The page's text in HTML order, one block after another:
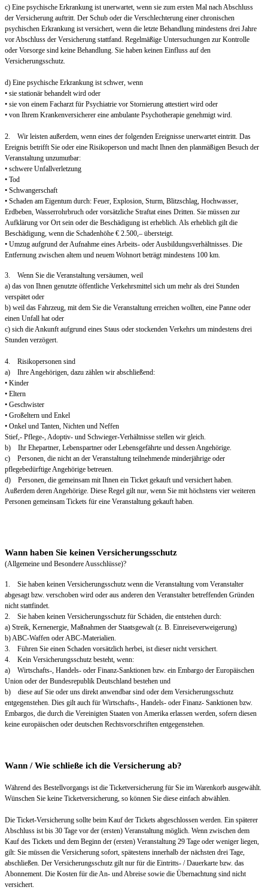
c) Eine psychische Erkrankung ist unerwartet, wenn sie zum ersten Mal nach Abschluss
der Versicherung auftritt. Der Schub oder die Verschlechterung einer chronischen
psychischen Erkrankung ist versichert, wenn die letzte Behandlung mindestens drei Jahre
vor Abschluss der Versicherung stattfand. Regelmäßige Untersuchungen zur Kontrolle
oder Vorsorge sind keine Behandlung. Sie haben keinen Einfluss auf den
Versicherungsschutz.
d) Eine psychische Erkrankung ist schwer, wenn
• sie stationär behandelt wird oder
• sie von einem Facharzt für Psychiatrie vor Stornierung attestiert wird oder
• von Ihrem Krankenversicherer eine ambulante Psychotherapie genehmigt wird.
2. Wir leisten außerdem, wenn eines der folgenden Ereignisse unerwartet eintritt. Das
Ereignis betrifft Sie oder eine Risikoperson und macht Ihnen den planmäßigen Besuch der
Veranstaltung unzumutbar:
• schwere Unfallverletzung
• Tod
• Schwangerschaft
• Schaden am Eigentum durch: Feuer, Explosion, Sturm, Blitzschlag, Hochwasser,
Erdbeben, Wasserrohrbruch oder vorsätzliche Straftat eines Dritten. Sie müssen zur
Aufklärung vor Ort sein oder die Beschädigung ist erheblich. Als erheblich gilt die
Beschädigung, wenn die Schadenhöhe € 2.500,– übersteigt.
• Umzug aufgrund der Aufnahme eines Arbeits- oder Ausbildungsverhältnisses. Die
Entfernung zwischen altem und neuem Wohnort beträgt mindestens 100 km.
3. Wenn Sie die Veranstaltung versäumen, weil
a) das von Ihnen genutzte öffentliche Verkehrsmittel sich um mehr als drei Stunden
verspätet oder
b) weil das Fahrzeug, mit dem Sie die Veranstaltung erreichen wollten, eine Panne oder
einen Unfall hat oder
c) sich die Ankunft aufgrund eines Staus oder stockenden Verkehrs um mindestens drei
Stunden verzögert.
4. Risikopersonen sind
a) Ihre Angehörigen, dazu zählen wir abschließend:
• Kinder
• Eltern
• Geschwister
• Großeltern und Enkel
• Onkel und Tanten, Nichten und Neffen
Stief,- Pflege-, Adoptiv- und Schwieger-Verhältnisse stellen wir gleich.
b) Ihr Ehepartner, Lebenspartner oder Lebensgefährte und dessen Angehörige.
c) Personen, die nicht an der Veranstaltung teilnehmende minderjährige oder
pflegebedürftige Angehörige betreuen.
d) Personen, die gemeinsam mit Ihnen ein Ticket gekauft und versichert haben.
Außerdem deren Angehörige. Diese Regel gilt nur, wenn Sie mit höchstens vier weiteren
Personen gemeinsam Tickets für eine Veranstaltung gekauft haben.
Wann haben Sie keinen Versicherungsschutz
(Allgemeine und Besondere Ausschlüsse)?
1. Sie haben keinen Versicherungsschutz wenn die Veranstaltung vom Veranstalter
abgesagt bzw. verschoben wird oder aus anderen den Veranstalter betreffenden Gründen
nicht stattfindet.
2. Sie haben keinen Versicherungsschutz für Schäden, die entstehen durch:
a) Streik, Kernenergie, Maßnahmen der Staatsgewalt (z. B. Einreiseverweigerung)
b) ABC-Waffen oder ABC-Materialien.
3. Führen Sie einen Schaden vorsätzlich herbei, ist dieser nicht versichert.
4. Kein Versicherungsschutz besteht, wenn:
a) Wirtschafts-, Handels- oder Finanz-Sanktionen bzw. ein Embargo der Europäischen
Union oder der Bundesrepublik Deutschland bestehen und
b) diese auf Sie oder uns direkt anwendbar sind oder dem Versicherungsschutz
entgegenstehen. Dies gilt auch für Wirtschafts-, Handels- oder Finanz- Sanktionen bzw.
Embargos, die durch die Vereinigten Staaten von Amerika erlassen werden, sofern diesen
keine europäischen oder deutschen Rechtsvorschriften entgegenstehen.
Wann / Wie schließe ich die Versicherung ab?
Während des Bestellvorgangs ist die Ticketversicherung für Sie im Warenkorb ausgewählt.
Wünschen Sie keine Ticketversicherung, so können Sie diese einfach abwählen.
Die Ticket-Versicherung sollte beim Kauf der Tickets abgeschlossen werden. Ein späterer
Abschluss ist bis 30 Tage vor der (ersten) Veranstaltung möglich. Wenn zwischen dem
Kauf des Tickets und dem Beginn der (ersten) Veranstaltung 29 Tage oder weniger liegen,
gilt: Sie müssen die Versicherung sofort, spätestens innerhalb der nächsten drei Tage,
abschließen. Der Versicherungsschutz gilt nur für die Eintritts- / Dauerkarte bzw. das
Abonnement. Die Kosten für die An- und Abreise sowie die Übernachtung sind nicht
versichert.